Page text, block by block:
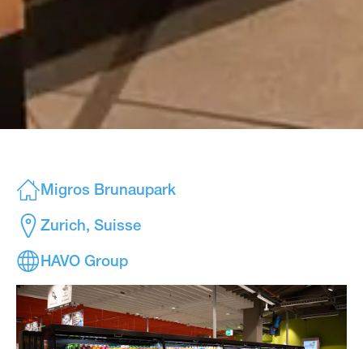
Migros Brunaupark
Zurich, Suisse
HAVO Group